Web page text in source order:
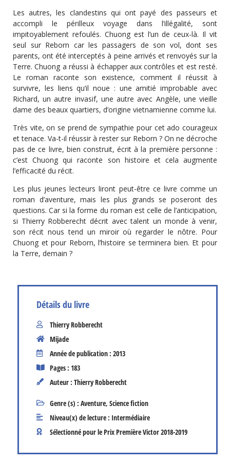
Les autres, les clandestins qui ont payé des passeurs et
accompli le périlleux voyage dans l’illégalité, sont
impitoyablement refoulés. Chuong est l’un de ceux-là. Il vit
seul sur Reborn car les passagers de son vol, dont ses
parents, ont été interceptés à peine arrivés et renvoyés sur la
Terre. Chuong a réussi à échapper aux contrôles et est resté.
Le roman raconte son existence, comment il réussit à
survivre, les liens qu’il noue : une amitié improbable avec
Richard, un autre invasif, une autre avec Angèle, une vieille
dame des beaux quartiers, d’origine vietnamienne comme lui.
Très vite, on se prend de sympathie pour cet ado courageux
et tenace. Va-t-il réussir à rester sur Reborn ? On ne décroche
pas de ce livre, bien construit, écrit à la première personne :
c’est Chuong qui raconte son histoire et cela augmente
l’efficacité du récit.
Les plus jeunes lecteurs liront peut-être ce livre comme un
roman d’aventure, mais les plus grands se poseront des
questions. Car si la forme du roman est celle de l’anticipation,
si Thierry Robberecht décrit avec talent un monde à venir,
son récit nous tend un miroir où regarder le nôtre. Pour
Chuong et pour Reborn, l’histoire se terminera bien. Et pour
la Terre, demain ?
Détails du livre
Thierry Robberecht
Mijade
Année de publication : 2013
Pages : 183
Auteur : Thierry Robberecht
Genre (s) : Aventure, Science fiction
Niveau(x) de lecture : Intermédiaire
Sélectionné pour le Prix Première Victor2018-2019